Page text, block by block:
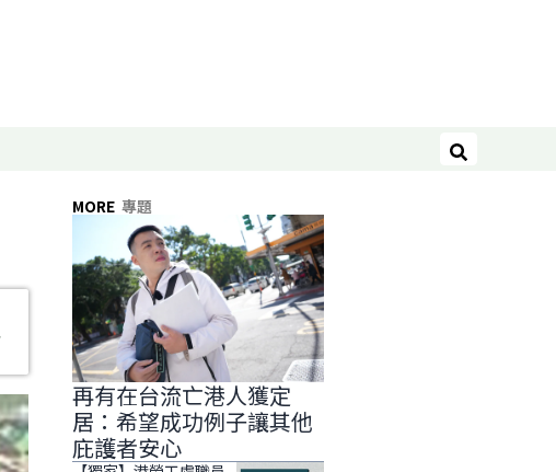
搜尋
MORE 專題
再有在台流亡港人獲定
居：希望成功例子讓其他
庇護者安心